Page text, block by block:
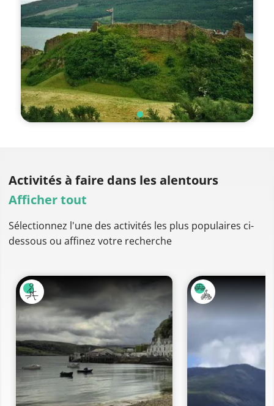
Activités à faire dans les alentours
Afficher tout
Sélectionnez l'une des activités les plus populaires ci-
dessous ou affinez votre recherche